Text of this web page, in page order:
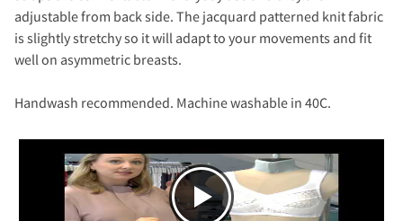
adjustable from back side. The jacquard patterned knit fabric
is slightly stretchy so it will adapt to your movements and fit
well on asymmetric breasts.
Handwash recommended. Machine washable in 40C.